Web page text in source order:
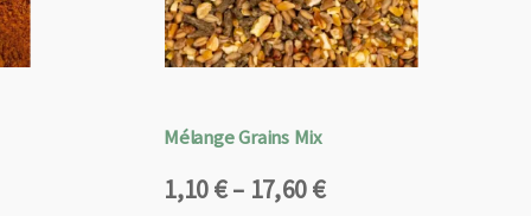
Mélange Grains Mix
1,10€– 17,60€
Plage